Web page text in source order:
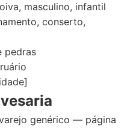
masculino, infantil
conserto,
pedras
genérico — página